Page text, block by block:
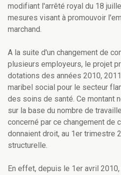
modifiant l'arrêté royal du 18
mesures visant à promouvoir
marchand.
A la suite d'un changement de
plusieurs employeurs, le projet
dotations des années 2010,
maribel social pour le secteur
des soins de santé. Ce montant
sur la base du nombre de
concerné par ce changement de
donnaient droit, au 1er trimestre
structurelle.
En effet, depuis le 1er avril